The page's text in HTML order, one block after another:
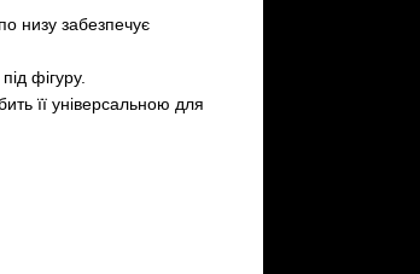
низу забезпечує
фігуру.
її універсальною для